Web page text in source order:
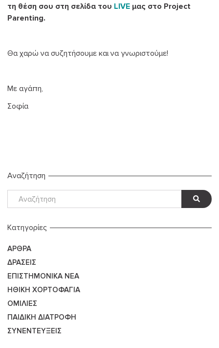
τη θέση σου στη σελίδα του LΙVE μας στο Project
Parenting.
Θα χαρώ να συζητήσουμε και να γνωριστούμε!
Με αγάπη,
Σοφία
Αναζήτηση
Kατηγορίες
ΆΡΘΡΑ
ΔΡΆΣΕΙΣ
ΕΠΙΣΤΗΜΟΝΙΚΆ ΝΈΑ
ΗΘΙΚΉ ΧΟΡΤΟΦΑΓΊΑ
ΟΜΙΛΊΕΣ
ΠΑΙΔΙΚΉ ΔΙΑΤΡΟΦΉ
ΣΥΝΕΝΤΕΎΞΕΙΣ